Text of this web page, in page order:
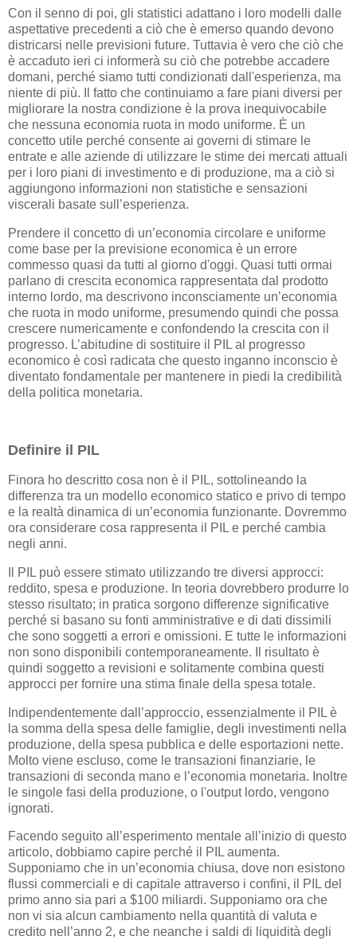
Con il senno di poi, gli statistici adattano i loro modelli dalle
aspettative precedenti a ciò che è emerso quando devono
districarsi nelle previsioni future. Tuttavia è vero che ciò che
è accaduto ieri ci informerà su ciò che potrebbe accadere
domani, perché siamo tutti condizionati dall'esperienza, ma
niente di più. Il fatto che continuiamo a fare piani diversi per
migliorare la nostra condizione è la prova inequivocabile
che nessuna economia ruota in modo uniforme. È un
concetto utile perché consente ai governi di stimare le
entrate e alle aziende di utilizzare le stime dei mercati attuali
per i loro piani di investimento e di produzione, ma a ciò si
aggiungono informazioni non statistiche e sensazioni
viscerali basate sull’esperienza.
Prendere il concetto di un’economia circolare e uniforme
come base per la previsione economica è un errore
commesso quasi da tutti al giorno d'oggi. Quasi tutti ormai
parlano di crescita economica rappresentata dal prodotto
interno lordo, ma descrivono inconsciamente un’economia
che ruota in modo uniforme, presumendo quindi che possa
crescere numericamente e confondendo la crescita con il
progresso. L’abitudine di sostituire il PIL al progresso
economico è così radicata che questo inganno inconscio è
diventato fondamentale per mantenere in piedi la credibilità
della politica monetaria.
Definire il PIL
Finora ho descritto cosa non è il PIL, sottolineando la
differenza tra un modello economico statico e privo di tempo
e la realtà dinamica di un’economia funzionante. Dovremmo
ora considerare cosa rappresenta il PIL e perché cambia
negli anni.
Il PIL può essere stimato utilizzando tre diversi approcci:
reddito, spesa e produzione. In teoria dovrebbero produrre lo
stesso risultato; in pratica sorgono differenze significative
perché si basano su fonti amministrative e di dati dissimili
che sono soggetti a errori e omissioni. E tutte le informazioni
non sono disponibili contemporaneamente. Il risultato è
quindi soggetto a revisioni e solitamente combina questi
approcci per fornire una stima finale della spesa totale.
Indipendentemente dall’approccio, essenzialmente il PIL è
la somma della spesa delle famiglie, degli investimenti nella
produzione, della spesa pubblica e delle esportazioni nette.
Molto viene escluso, come le transazioni finanziarie, le
transazioni di seconda mano e l’economia monetaria. Inoltre
le singole fasi della produzione, o l'output lordo, vengono
ignorati.
Facendo seguito all’esperimento mentale all’inizio di questo
articolo, dobbiamo capire perché il PIL aumenta.
Supponiamo che in un’economia chiusa, dove non esistono
flussi commerciali e di capitale attraverso i confini, il PIL del
primo anno sia pari a $100 miliardi. Supponiamo ora che
non vi sia alcun cambiamento nella quantità di valuta e
credito nell’anno 2, e che neanche i saldi di liquidità degli